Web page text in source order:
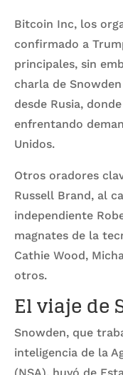
Bitcoin Inc, los
confirmado a
principales, sin
charla de
desde Rusia,
enfrentando
Unidos.
Otros oradores
Russell Brand, al
independiente
magnates de la
Cathie Wood,
otros.
El viaje de
Snowden, que
inteligencia de la